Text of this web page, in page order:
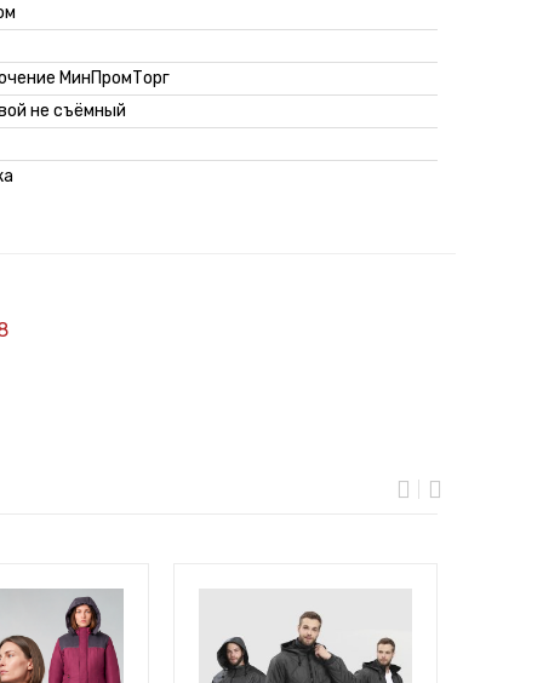
МинПромТорг
не съёмный